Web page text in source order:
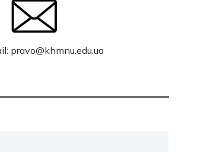
pravo@khmnu.edu.ua